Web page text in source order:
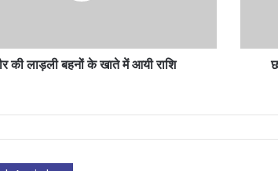
की लाड़ली बहनों के खाते में आयी राशि